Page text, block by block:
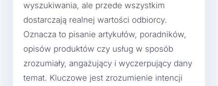
wyszukiwania, ale przede wszystkim
dostarczają realnej wartości odbiorcy.
Oznacza to pisanie artykułów, poradników,
opisów produktów czy usług w sposób
zrozumiały, angażujący i wyczerpujący dany
temat. Kluczowe jest zrozumienie intencji